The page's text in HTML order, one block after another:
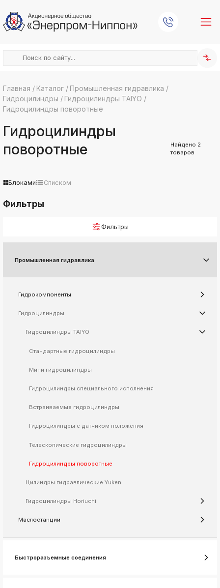
k
ksldkfjsdlfkjsls;ldfkgjsdl;kfkфыва
ksldkfjsdlfkjsls;ldfkgjsdl;kfkфыва
ksldkfjsdlfkjsls;ldfkgjsdl;kfkфыва
k
ksldkfjsdlfkjsls;ldfkgjsdl;kfkфыва
k
ksldkfjsdlfkjsls;ldfkgjsdl;kfkфыва
ksldkfjsdlfkjsls;ldfkgjsdl;kfkфыва
k
k
ksldkfjsdlfkjsls;ldfkgjsdl;kfkфыва
ksldkfjsdlfkjsls;ldfkgjsdl;kfkфыва
k
ksldkfjsdlfkjsls;ldfkgjsdl;kfkфыва
k
Главная / Каталог / Промышленная гидравлика /
Гидроцилиндры / Гидроцилиндры TAIYO /
Гидроцилиндры поворотные
Гидроцилиндры
поворотные
Найдено 2
товаров
Блоками Списком
Фильтры
Фильтры
Промышленная гидравлика
Гидрокомпоненты
Гидроцилиндры
Гидроцилиндры TAIYO
Стандартные гидроцилиндры
Мини гидроцилиндры
Гидроцилиндры специального исполнения
Встраиваемые гидроцилиндры
Гидроцилиндры с датчиком положения
Телескопические гидроцилиндры
Гидроцилиндры поворотные
Цилиндры гидравлические Yuken
Гидроцилиндры Horiuchi
Маслостанции
Быстроразъемные соединения